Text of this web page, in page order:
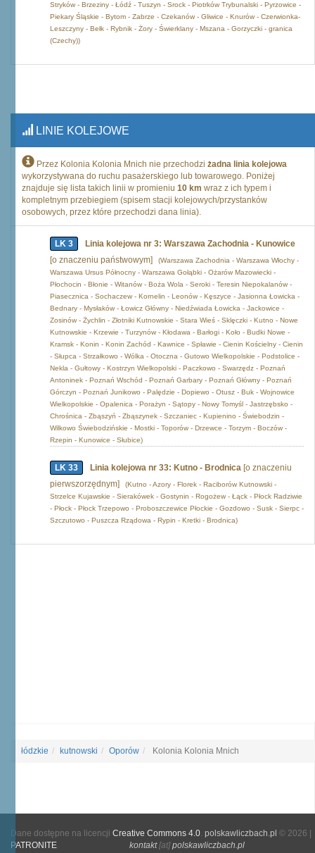
Stryków - Brzeziny - Łódź - Tuszyn - Srock - Piotrków Trybunalski - Pyrzowice -
Piekary Śląskie - Bytom - Zabrze - Czekanów - Gliwice - Knurów - Czerwionka-
Leszczyny - Bełk - Rybnik - Żory - Świerklany - Mszana - Gorzyczki - granica
(Czechy))
LINIE KOLEJOWE
Przez Kolonia Kolonia Mnich nie przechodzi żadna linia kolejowa
wykorzystywana do ruchu pasażerskiego lub towarowego. Poniżej
znajduje się lista takich linii w promieniu 10 km wraz z ich typem i
kompletnym przebiegiem (spisem stacji kolejowych/przystanków
osobowych, przez które przechodzi dana linia).
LK 3
Linia kolejowa nr 3: Warszawa Zachodnia - Kunowice
[o znaczeniu państwowym]
(Warszawa Zachodnia - Warszawa Włochy -
Warszawa Ursus Północny - Warszawa Gołąbki - Ożarów Mazowiecki -
Płochocin - Błonie - Witanów - Boża Wola - Seroki - Teresin Niepokalanów -
Piasecznica - Sochaczew - Kornelin - Leonów - Kęszyce - Jasionna Łowicka -
Bednary - Mysłaków - Łowicz Główny - Niedźwiada Łowicka - Jackowice -
Zosinów - Żychlin - Złotniki Kutnowskie - Stara Wieś - Sklęczki - Kutno - Nowe
Kutnowskie - Krzewie - Turzynów - Kłodawa - Barłogi - Koło - Budki Nowe -
Kramsk - Konin - Konin Zachód - Kawnice - Spławie - Cienin Kościelny - Cienin
- Słupca - Strzałkowo - Wólka - Otoczna - Gutowo Wielkopolskie - Podstolice -
Nekla - Gułtowy - Kostrzyn Wielkopolski - Paczkowo - Swarzędz - Poznań
Antoninek - Poznań Wschód - Poznań Garbary - Poznań Główny - Poznań
Górczyn - Poznań Junikowo - Palędzie - Dopiewo - Otusz - Buk - Wojnowice
Wielkopolskie - Opalenica - Porażyn - Sątopy - Nowy Tomyśl - Jastrzębsko -
Chrośnica - Zbąszyń - Zbąszynek - Szczaniec - Kupienino - Świebodzin -
Wilkowo Świebodzińskie - Mostki - Toporów - Drzewce - Torzym - Boczów -
Rzepin - Kunowice - Słubice)
LK 33 Linia kolejowa nr 33: Kutno - Brodnica [o znaczeniu
pierwszorzędnym]
(Kutno - Azory - Florek - Raciborów Kutnowski -
Strzelce Kujawskie - Sierakówek - Gostynin - Rogożew - Łąck - Płock Radziwie
- Płock - Płock Trzepowo - Proboszczewice Płockie - Gozdowo - Susk - Sierpc -
Szczutowo - Puszcza Rządowa - Rypin - Kretki - Brodnica)
łódzkie kutnowski Oporów Kolonia Kolonia Mnich
Dane dostępne na licencji Creative Commons 4.0. polskawliczbach.pl © 2026 |
PATRONITE
kontakt[at]polskawliczbach.pl